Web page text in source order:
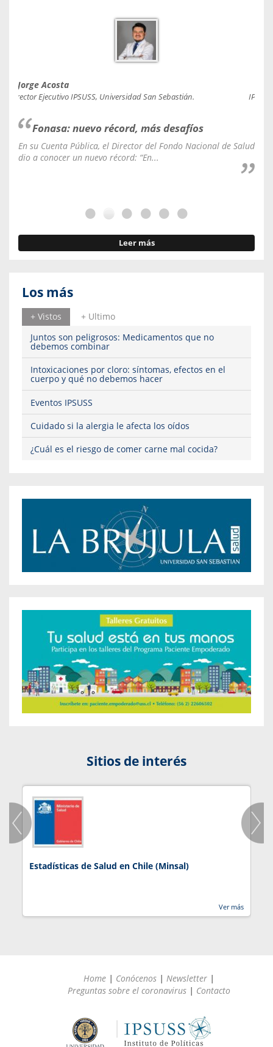
Jorge Acosta
Director Ejecutivo IPSUSS, Universidad San Sebastián.
Fonasa: nuevo récord, más desafíos
En su Cuenta Pública, el Director del Fondo Nacional de Salud
dio a conocer un nuevo récord: “En...
Leer más
Los más
+ Vistos
+ Ultimo
Juntos son peligrosos: Medicamentos que no
debemos combinar
Intoxicaciones por cloro: síntomas, efectos en el
cuerpo y qué no debemos hacer
Eventos IPSUSS
Cuidado si la alergia le afecta los oídos
¿Cuál es el riesgo de comer carne mal cocida?
Sitios de interés
Estadísticas de Salud en Chile (Minsal)
Ver más
Home | Conócenos | Newsletter |
Preguntas sobre el coronavirus | Contacto